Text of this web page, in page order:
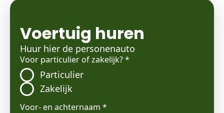
Voertuig huren
Huur hier de personenauto
Voor particulier of zakelijk?*
Particulier
Zakelijk
Voor- en achternaam *